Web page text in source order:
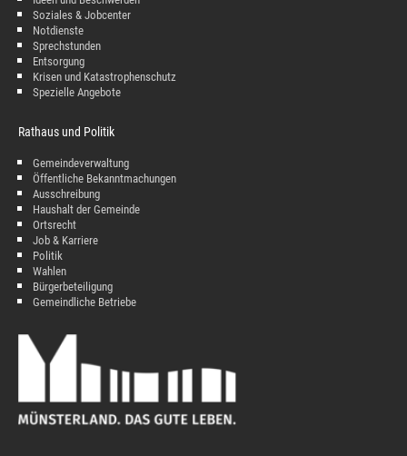
Soziales & Jobcenter
Notdienste
Sprechstunden
Entsorgung
Krisen und Katastrophenschutz
Spezielle Angebote
Rathaus und Politik
Gemeindeverwaltung
Öffentliche Bekanntmachungen
Ausschreibung
Haushalt der Gemeinde
Ortsrecht
Job & Karriere
Politik
Wahlen
Bürgerbeteiligung
Gemeindliche Betriebe